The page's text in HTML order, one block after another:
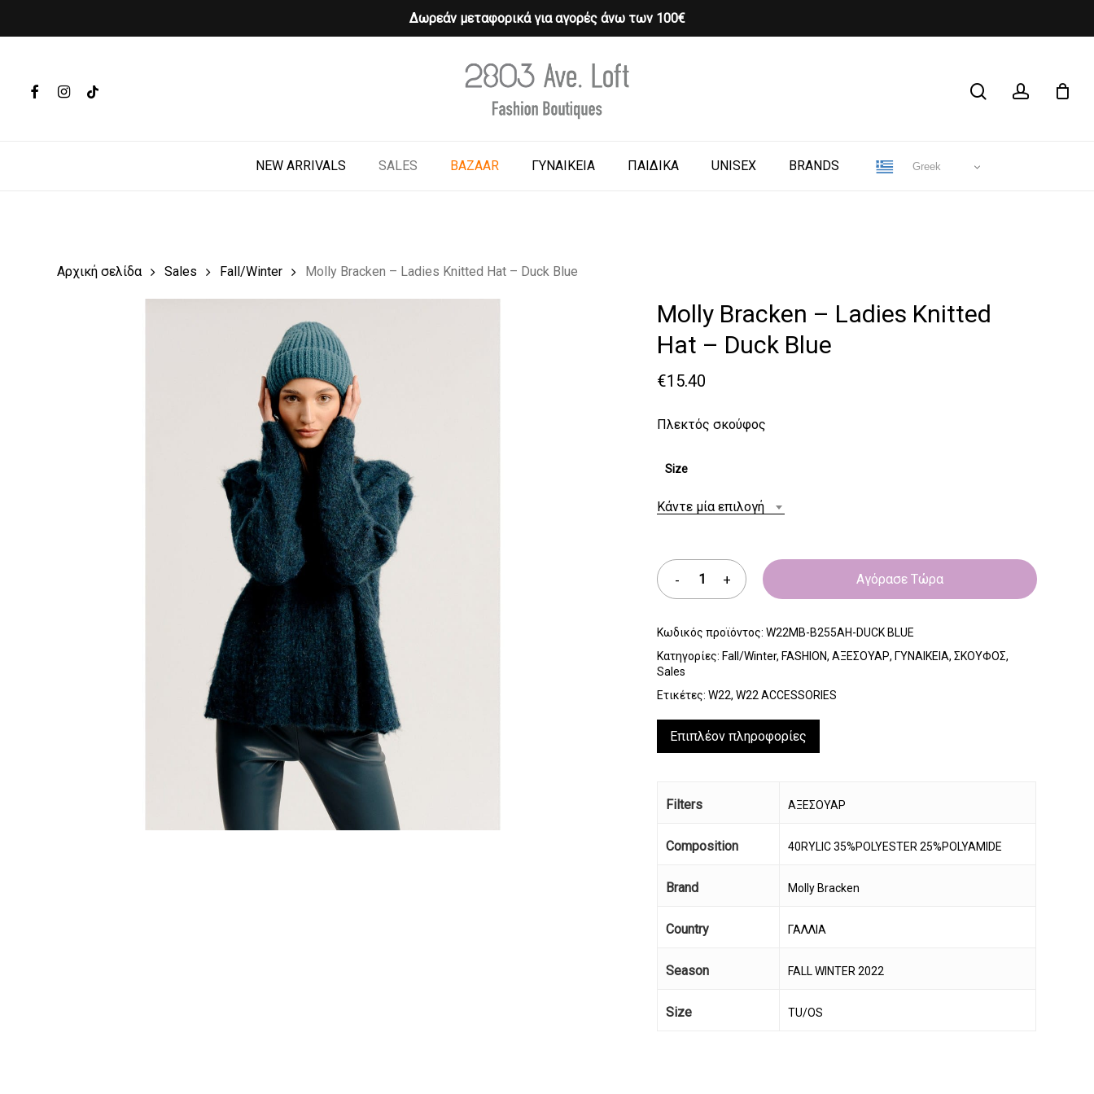
Δωρεάν μεταφορικά για αγορές άνω των 100€
Hit enter to search or ESC to close
FACEBOOKINSTAGRAM
TIKTOK
NEW ARRIVALS SALES BAZAAR ΓΥΝΑΙΚΕΙΑ ΠΑΙΔΙΚΑ UNISEX BRANDS Greek
Cart CLOSE
Κανένα προϊόν στο καλάθι σας.
Αρχική σελίδα Sales Fall/Winter Molly Bracken – Ladies Knitted Hat – Duck Blue
Molly Bracken – Ladies Knitted
Hat – Duck Blue
€15.40
Πλεκτός σκούφος
Size
Κάντε μία επιλογή
Αγόρασε Τώρα
Κωδικός προϊόντος:W22MB-B255AH-DUCK BLUE
Κατηγορίες: Fall/Winter, FASHION,ΑΞΕΣΟΥΑΡ, ΓΥΝΑΙΚΕΙΑ,ΣΚΟΥΦΟΣ,
Sales
Ετικέτες:W22,W22 ACCESSORIES
Επιπλέον πληροφορίες
Filters ΑΞΕΣΟΥΑΡ
Composition 40RYLIC 35%POLYESTER 25%POLYAMIDE
Brand Molly Bracken
Country ΓΑΛΛΙΑ
Season FALL WINTER 2022
Size TU/OS